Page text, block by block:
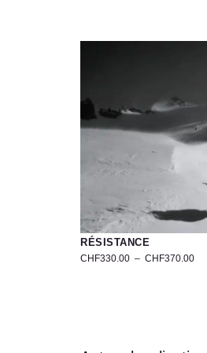
RÉSISTANCE
CHF330.00 – CHF370.00